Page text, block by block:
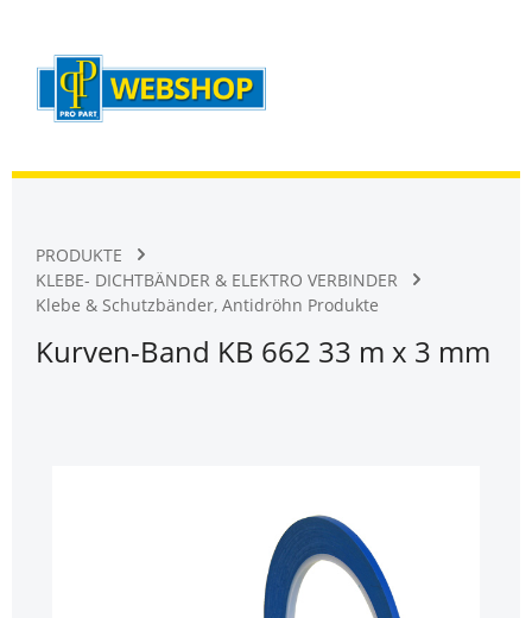
PRODUKTE
KLEBE- DICHTBÄNDER & ELEKTRO VERBINDER
Klebe & Schutzbänder, Antidröhn Produkte
Kurven-Band KB 662 33 m x 3 mm